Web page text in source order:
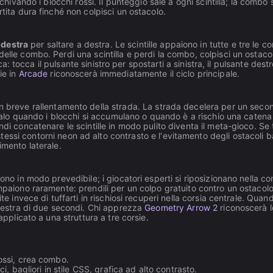
dura finché non colpisci un ostacolo.
per saltare a destra. Le scintille appaiono in tutte e tre le
combo. Perdi una scintilla e perdi la combo, colpisci un
tocca il pulsante sinistro per spostarti a sinistra, il pulsante
in Arcade riconoscerà immediatamente il ciclo principale.
rallentamento della strada. La strada decelera per un
quando i blocchi si accumulano o quando è a rischio una catena
concatenare le scintille in modo pulito diventa il meta-gioco. Se
contorni neon ad alto contrasto e l'evitamento degli ostacoli
laterale.
in modo prevedibile; i giocatori esperti si riposizionano nella
raramente: prendili per un colpo gratuito contro un
invece di tuffarti in rischiosi recuperi nella corsia centrale.
di due secondi. Chi apprezza Geometry Arrow 2 riconoscerà
a una struttura a tre corsie.
crea combo.
bagliori in stile CSS, grafica ad alto contrasto.